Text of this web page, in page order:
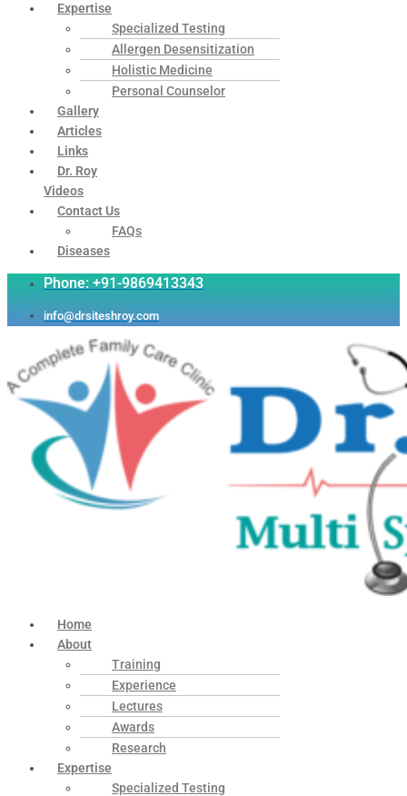
Expertise
Specialized Testing
Allergen Desensitization
Holistic Medicine
Personal Counselor
Gallery
Articles
Links
Dr. Roy
Videos
Contact Us
FAQs
Diseases
Phone: +91-9869413343
info@drsiteshroy.com
Home
About
Training
Experience
Lectures
Awards
Research
Expertise
Specialized Testing